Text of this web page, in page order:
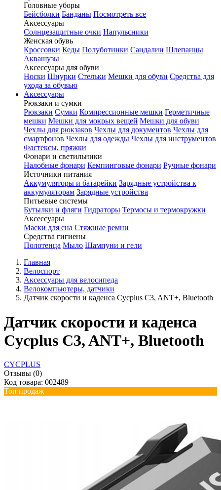
Головные уборы
Бейсболки Банданы Посмотреть все
Аксессуары
Солнцезащитные очки Напульсники
Женская обувь
Кроссовки Кеды Полуботинки Сандалии Шлепанцы
Аквашузы
Аксессуары для обуви
Носки Шнурки Стельки Мешки для обуви Средства для
ухода за обувью
Аксессуары
Рюкзаки и сумки
Рюкзаки Сумки Компрессионные мешки Герметичные
мешки Мешки для мокрых вещей Мешки для обуви
Чехлы для рюкзаков Чехлы для документов Чехлы для
смартфонов Чехлы для одежды Чехлы для инструментов
Фастексы, пряжки
Фонари и светильники
Налобные фонари Кемпинговые фонари Ручные фонари
Источники питания
Аккумуляторы и батарейки Зарядные устройства к
аккумуляторам Зарядные устройства
Питьевые системы
Бутылки и фляги Гидраторы Термосы и термокружки
Аксессуары
Маски для сна Стяжные ремни
Средства гигиены
Полотенца Мыло Шампуни и гели
Главная
Велоспорт
Аксессуары для велосипеда
Велокомпьютеры, датчики
Датчик скорости и каденса Cycplus C3, ANT+, Bluetooth
Датчик скорости и каденса
Cycplus C3, ANT+, Bluetooth
CYCPLUS
Отзывы (0)
Код товара: 002489
Топ продаж